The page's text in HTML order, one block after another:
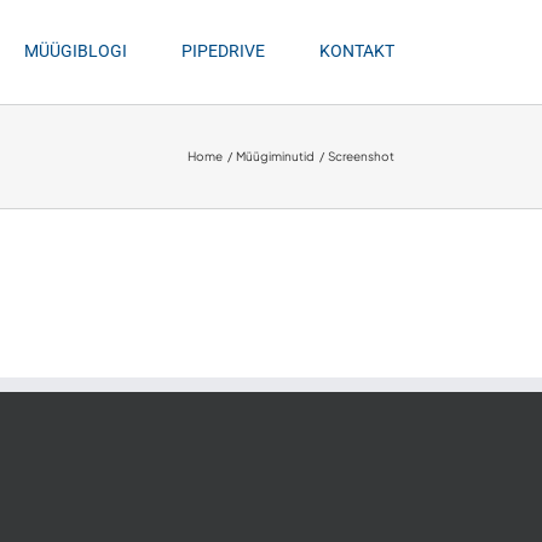
MÜÜGIBLOGI PIPEDRIVE KONTAKT
Home Müügiminutid Screenshot